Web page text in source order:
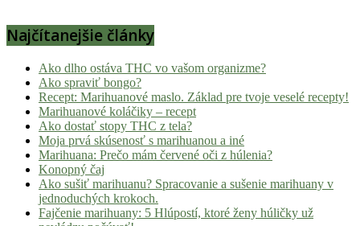
Najčítanejšie články
Ako dlho ostáva THC vo vašom organizme?
Ako spraviť bongo?
Recept: Marihuanové maslo. Základ pre tvoje veselé recepty!
Marihuanové koláčiky – recept
Ako dostať stopy THC z tela?
Moja prvá skúsenosť s marihuanou a iné
Marihuana: Prečo mám červené oči z húlenia?
Konopný čaj
Ako sušiť marihuanu? Spracovanie a sušenie marihuany v
jednoduchých krokoch.
Fajčenie marihuany: 5 Hlúpostí, ktoré ženy húličky už